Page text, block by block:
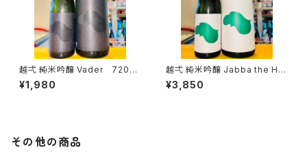
越弌 純米吟醸 Vader 720ml
１本（株式会社越後鶴亀・新潟県
新潟市西蒲区竹野町）
¥1,980
越弌 純米吟醸 Jabba the H
1800ml１本（株式会社越後鶴
亀・新潟県新潟市西蒲区竹野
¥3,850
その他の商品